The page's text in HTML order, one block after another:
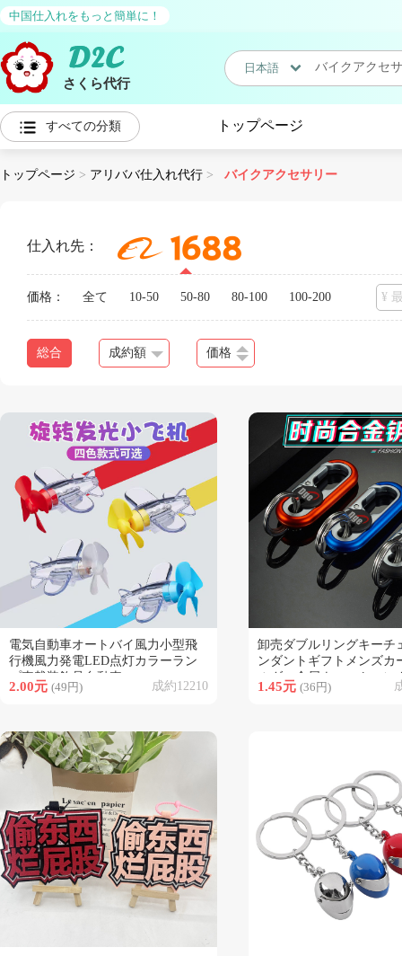
中国仕入れをもっと簡単に！
さくら代行
日本語
日本語
中国語
すべての分類 トップページ
トップページ > アリババ仕入れ代行 > バイクアクセサリー
仕入れ先：
価格： 全て 10-50 50-80 80-100 100-200
総合 成約額 価格
類似商品
電気自動車オートバイ風力小型飛
行機風力発電LED点灯カラーラン
プ車載装飾品自動車
2.00元 (49円) 成約12210
類似商品
卸売ダブルリングキーチ
ンダントギフトメンズカ
ルダー金属ウエストハン
スキーホルダーオートバ
1.45元 (36円)